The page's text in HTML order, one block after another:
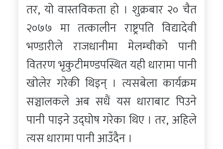
तर, यो वास्तविकता हो । शुक्रबार २० चैत
२०७७ मा तत्कालीन राष्ट्रपति विद्यादेवी
भण्डारीले राजधानीमा मेलम्चीको पानी
वितरण भृकुटीमण्डपस्थित यही धारामा पानी
खोलेर गरेकी थिइन् । त्यसबेला कार्यक्रम
सञ्चालकले अब सधैं यस धाराबाट पिउने
पानी पाइने उद्घोष गरेका थिए । तर, अहिले
त्यस धारामा पानी आउँदैन ।